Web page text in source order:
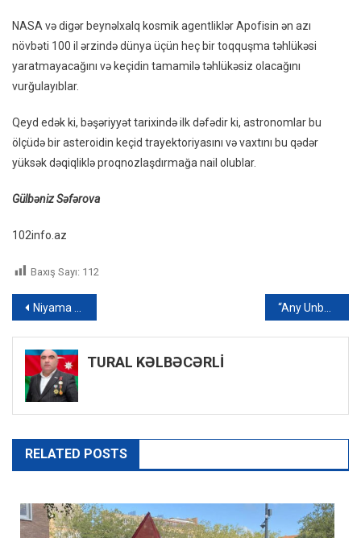
NASA və digər beynəlxalq kosmik agentliklər Apofisin ən azı
növbəti 100 il ərzində dünya üçün heç bir toqquşma təhlükəsi
yaratmayacağını və keçidin tamamilə təhlükəsiz olacağını
vurğulayıblar.
Qeyd edək ki, bəşəriyyət tarixində ilk dəfədir ki, astronomlar bu
ölçüdə bir asteroidin keçid trayektoriyasını və vaxtını bu qədər
yüksək dəqiqliklə proqnozlaşdırmağa nail olublar.
Gülbəniz Səfərova
102info.az
Baxış Sayı: 112
Yazı
naviqasiyası
Niyama hədiyyə olunan ev saxta çıxdı
TURAL KƏLBƏCƏRLİ
RELATED POSTS